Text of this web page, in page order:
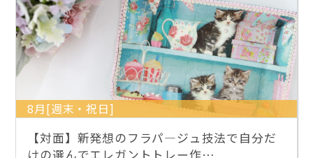
8月[週末・祝日]
【対面】新発想のフラパ―ジュ技法で自分だ
けの選んでエレガントトレー作…